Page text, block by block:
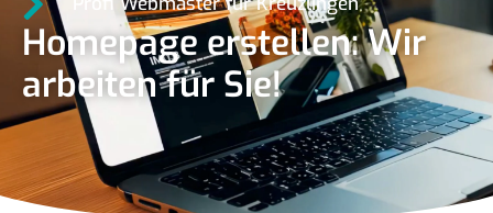
Homepage erstellen: Wir
arbeiten für Sie!